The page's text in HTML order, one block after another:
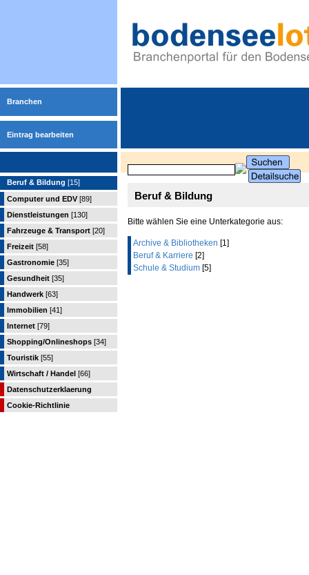
Branchen
Eintrag bearbeiten
Beruf & Bildung [15]
Computer und EDV [89]
Dienstleistungen [130]
Fahrzeuge & Transport [20]
Freizeit [58]
Gastronomie [35]
Gesundheit [35]
Handwerk [63]
Immobilien [41]
Internet [79]
Shopping/Onlineshops [34]
Touristik [55]
Wirtschaft / Handel [66]
Datenschutzerklaerung
Cookie-Richtlinie
Beruf & Bildung
Bitte wählen Sie eine Unterkategorie aus:
Archive & Bibliotheken [1]
Beruf & Karriere [2]
Schule & Studium [5]